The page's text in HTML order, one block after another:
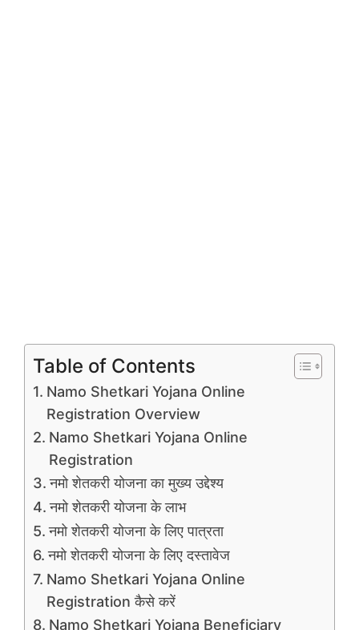
Table of Contents
Namo Shetkari Yojana Online
Registration Overview
Namo Shetkari Yojana Online
Registration
नमो शेतकरी योजना का मुख्य उद्देश्य
नमो शेतकरी योजना के लाभ
नमो शेतकरी योजना के लिए पात्रता
नमो शेतकरी योजना के लिए दस्तावेज
Namo Shetkari Yojana Online
Registration कैसे करें
Namo Shetkari Yojana Beneficiary